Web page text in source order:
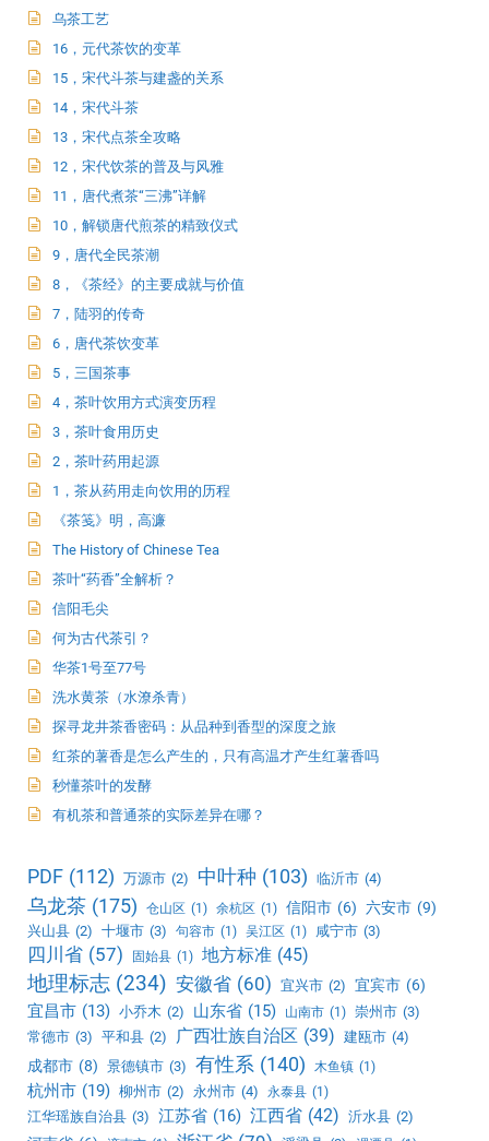
乌茶工艺
16，元代茶饮的变革
15，宋代斗茶与建盏的关系
14，宋代斗茶
13，宋代点茶全攻略
12，宋代饮茶的普及与风雅
11，唐代煮茶“三沸”详解
10，解锁唐代煎茶的精致仪式
9，唐代全民茶潮
8，《茶经》的主要成就与价值
7，陆羽的传奇
6，唐代茶饮变革
5，三国茶事
4，茶叶饮用方式演变历程
3，茶叶食用历史
2，茶叶药用起源
1，茶从药用走向饮用的历程
《茶笺》明，高濂
The History of Chinese Tea
茶叶“药香”全解析？
信阳毛尖
何为古代茶引？
华茶1号至77号
洗水黄茶（水潦杀青）
探寻龙井茶香密码：从品种到香型的深度之旅
红茶的薯香是怎么产生的，只有高温才产生红薯香吗
秒懂茶叶的发酵
有机茶和普通茶的实际差异在哪？
PDF (112) 万源市 (2) 中叶种 (103) 临沂市 (4)
乌龙茶 (175) 仓山区 (1) 余杭区 (1) 信阳市 (6) 六安市 (9)
兴山县 (2) 十堰市 (3) 句容市 (1) 吴江区 (1) 咸宁市 (3)
四川省 (57) 固始县 (1) 地方标准 (45)
地理标志 (234) 安徽省 (60) 宜兴市 (2) 宜宾市 (6)
宜昌市 (13) 小乔木 (2) 山东省 (15) 山南市 (1) 崇州市 (3)
常德市 (3) 平和县 (2) 广西壮族自治区 (39) 建瓯市 (4)
成都市 (8) 景德镇市 (3) 有性系 (140) 木鱼镇 (1)
杭州市 (19) 柳州市 (2) 永州市 (4) 永泰县 (1)
江华瑶族自治县 (3) 江苏省 (16) 江西省 (42) 沂水县 (2)